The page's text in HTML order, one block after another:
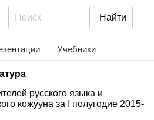
Учебники
русского языка и
кожууна за I полугодие 2015-